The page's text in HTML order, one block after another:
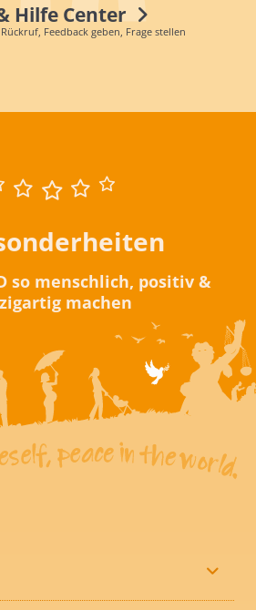
Hilfe Center
Feedback geben, Frage stellen
so menschlich, positiv &
machen